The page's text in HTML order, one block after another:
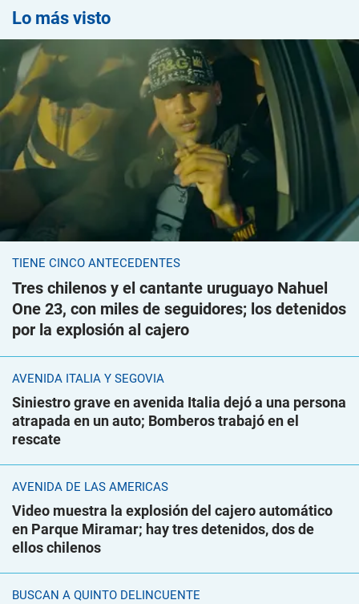
Lo más visto
TIENE CINCO ANTECEDENTES
Tres chilenos y el cantante uruguayo Nahuel
One 23, con miles de seguidores; los detenidos
por la explosión al cajero
AVENIDA ITALIA Y SEGOVIA
Siniestro grave en avenida Italia dejó a una persona
atrapada en un auto; Bomberos trabajó en el
rescate
AVENIDA DE LAS AMÉRICAS
Video muestra la explosión del cajero automático
en Parque Miramar; hay tres detenidos, dos de
ellos chilenos
BUSCAN A QUINTO DELINCUENTE